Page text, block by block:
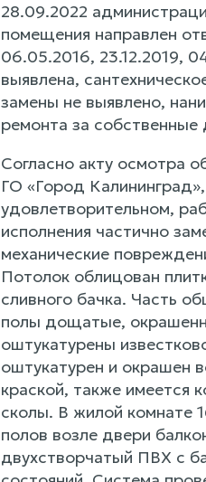
28.09.2022
помещения направлен
06.05.2016, 23.12.2019,
выявлена,
замены не выявлено,
ремонта за
Согласно акту осмотра
ГО «Город
удовлетворительном,
исполнения частично
механические
Потолок облицован
сливного бачка. Часть
полы дощатые,
оштукатурены
оштукатурен и окрашен
краской, также имеется
сколы. В жилой комнате
полов возле двери
двухстворчатый ПВХ с